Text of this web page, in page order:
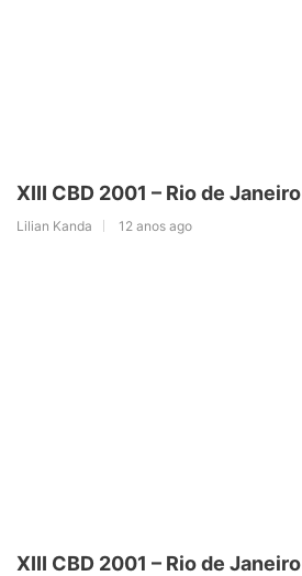
XIII CBD 2001 – Rio de Janeiro
Lilian Kanda 12 anos ago
XIII CBD 2001 – Rio de Janeiro